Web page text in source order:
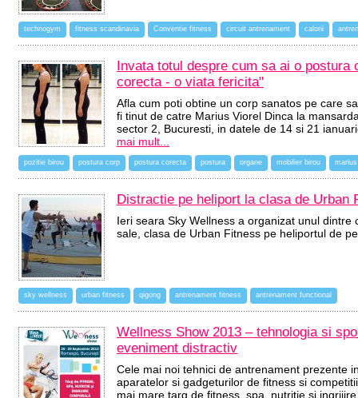
technogym fitness scandinavia Conventie fitness circuit antrenament calorii
Invata totul despre cum sa ai o postura
corecta - o viata fericita"
Afla cum poti obtine un corp sanatos pe care
fi tinut de catre Marius Viorel Dinca la
sector 2, Bucuresti, in datele de 14 si 21
mai mult...
pozitie birou postura corp postura corecta postura organe mobilier birou
Distractie pe heliport la clasa de Urban
Ieri seara Sky Wellness a organizat unul
sale, clasa de Urban Fitness pe heliportul de
sky wellness urban fitness qigong antrenament fitness antrenament functional
Wellness Show 2013 – tehnologia si
eveniment distractiv
Cele mai noi tehnici de antrenament prezente
aparatelor si gadgeturilor de fitness si
mai mare targ de fitness, spa, nutritie si